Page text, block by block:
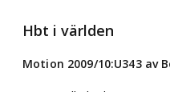
Hbt i världen
Motion 2009/10:U343 av